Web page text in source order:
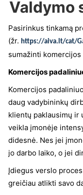
Valdymo
Pasirinkus tinkamą
(žr. https://aiva.lt/cat/
sumažinti
Komercijos
Komercijos
daug vadybininkų
klientų paklausimų ir
veikla įmonėje
didesnė. Nes jei
jo darbo laiko, o jei
Įdiegus verslo
greičiau atlikti savo